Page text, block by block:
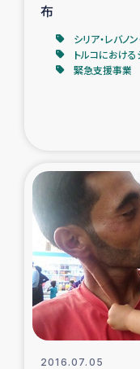
令和6
タイ国
漁民
レバノンで
レバノンで
布
シリア・レバノン
トルコにおけ
緊急支援事業
2016.07.05